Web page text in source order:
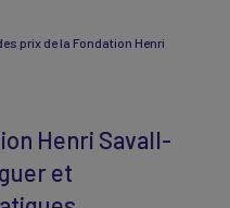
prix de la Fondation Henri
Henri Savall-
et